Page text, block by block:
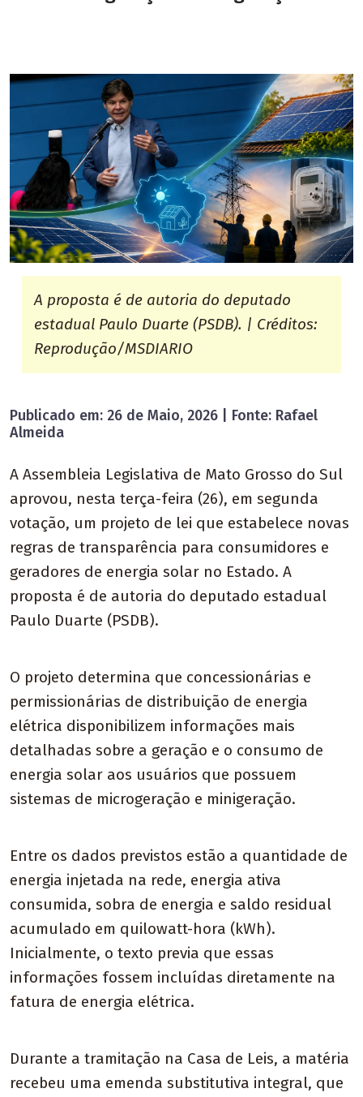
A proposta é de autoria do deputado
estadual Paulo Duarte (PSDB). | Créditos:
Reprodução/MSDIARIO
Publicado em: 26 de Maio, 2026 | Fonte: Rafael
Almeida
A Assembleia Legislativa de Mato Grosso do Sul
aprovou, nesta terça-feira (26), em segunda
votação, um projeto de lei que estabelece novas
regras de transparência para consumidores e
geradores de energia solar no Estado. A
proposta é de autoria do deputado estadual
Paulo Duarte (PSDB).
O projeto determina que concessionárias e
permissionárias de distribuição de energia
elétrica disponibilizem informações mais
detalhadas sobre a geração e o consumo de
energia solar aos usuários que possuem
sistemas de microgeração e minigeração.
Entre os dados previstos estão a quantidade de
energia injetada na rede, energia ativa
consumida, sobra de energia e saldo residual
acumulado em quilowatt-hora (kWh).
Inicialmente, o texto previa que essas
informações fossem incluídas diretamente na
fatura de energia elétrica.
Durante a tramitação na Casa de Leis, a matéria
recebeu uma emenda substitutiva integral, que